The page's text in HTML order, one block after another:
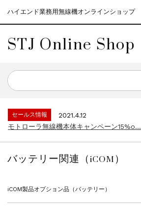
ハイエンド業務用無線機オンラインショップ
STJ Online Shop
セールス情報
2021.4.12
モトローラ無線機本体キャンペーン15%o...
５月大型連休に伴う営業日のお知らせ...
セールス情報
2023.4.1
セールス情報
2021.4.12
モトローラ無線機本体キャンペーン15%o...
セールス情報
2023.4.1
セールス情報
2021.4.12
バッテリー関連（iCOM）
iCOM製品オプション品（バッテリー）